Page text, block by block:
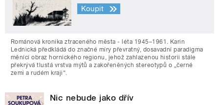
Koupit
Románová kronika ztraceného města - léta 1945–1961. Karin
Lednická předkládá do značné míry převratný, dosavadní paradigma
měnící obraz hornického regionu, jehož zahlazenou historii stále
překrývá tlustá vrstva mýtů a zakořeněných stereotypů o „černé
zemi a rudém kraji“.
Nic nebude jako dřív